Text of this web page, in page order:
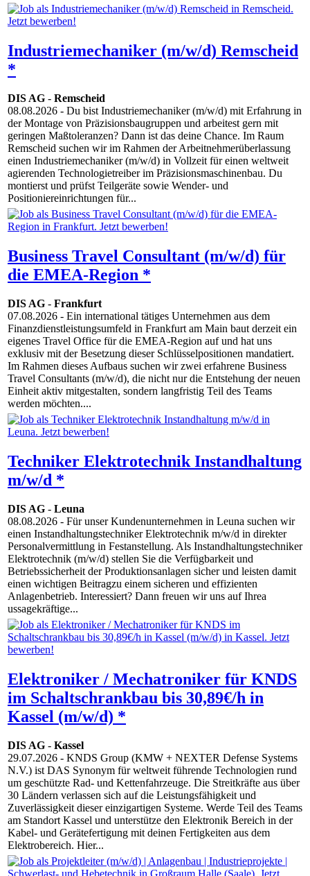
Industriemechaniker (m/w/d) Remscheid
*
DIS AG - Remscheid
08.08.2026 - Du bist Industriemechaniker (m/w/d) mit Erfahrung in
der Montage von Präzisionsbaugruppen und arbeitest gern mit
geringen Maßtoleranzen? Dann ist das deine Chance. Im Raum
Remscheid suchen wir im Rahmen der Arbeitnehmerüberlassung
einen Industriemechaniker (m/w/d) in Vollzeit für einen weltweit
agierenden Technologietreiber im Präzisionsmaschinenbau. Du
montierst und prüfst Teilgeräte sowie Wender- und
Positioniereinrichtungen für...
Business Travel Consultant (m/w/d) für
die EMEA-Region *
DIS AG - Frankfurt
07.08.2026 - Ein international tätiges Unternehmen aus dem
Finanzdienstleistungsumfeld in Frankfurt am Main baut derzeit ein
eigenes Travel Office für die EMEA-Region auf und hat uns
exklusiv mit der Besetzung dieser Schlüsselpositionen mandatiert.
Im Rahmen dieses Aufbaus suchen wir zwei erfahrene Business
Travel Consultants (m/w/d), die nicht nur die Entstehung der neuen
Einheit aktiv mitgestalten, sondern langfristig Teil des Teams
werden möchten....
Techniker Elektrotechnik Instandhaltung
m/w/d *
DIS AG - Leuna
08.08.2026 - Für unser Kundenunternehmen in Leuna suchen wir
einen Instandhaltungstechniker Elektrotechnik m/w/d in direkter
Personalvermittlung in Festanstellung. Als Instandhaltungstechniker
Elektrotechnik (m/w/d) stellen Sie die Verfügbarkeit und
Betriebssicherheit der Produktionsanlagen sicher und leisten damit
einen wichtigen Beitragzu einem sicheren und effizienten
Anlagenbetrieb. Interessiert? Dann freuen wir uns auf Ihrea
ussagekräftige...
Elektroniker / Mechatroniker für KNDS
im Schaltschrankbau bis 30,89€/h in
Kassel (m/w/d) *
DIS AG - Kassel
29.07.2026 - KNDS Group (KMW + NEXTER Defense Systems
N.V.) ist DAS Synonym für weltweit führende Technologien rund
um geschützte Rad- und Kettenfahrzeuge. Die Streitkräfte aus über
30 Ländern verlassen sich auf die Leistungsfähigkeit und
Zuverlässigkeit dieser einzigartigen Systeme. Werde Teil des Teams
am Standort Kassel und unterstütze den Elektronik Bereich in der
Kabel- und Gerätefertigung mit deinen Fertigkeiten aus dem
Elektrobereich. Hier...